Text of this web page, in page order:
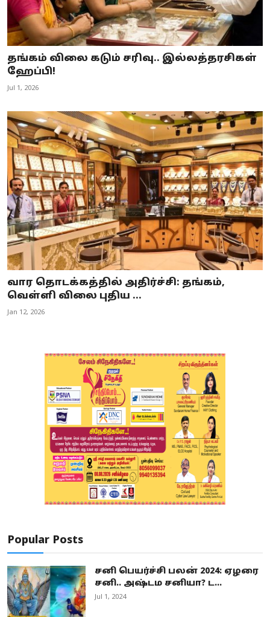
தங்கம் விலை கடும் சரிவு.. இல்லத்தரசிகள்
ஹேப்பி!
Jul 1, 2026
வார தொடக்கத்தில் அதிர்ச்சி: தங்கம்,
வெள்ளி விலை புதிய ...
Jan 12, 2026
Popular Posts
சனி பெயர்ச்சி பலன் 2024: ஏழரை
சனி.. அஷ்டம சனியா? ட...
Jul 1, 2024